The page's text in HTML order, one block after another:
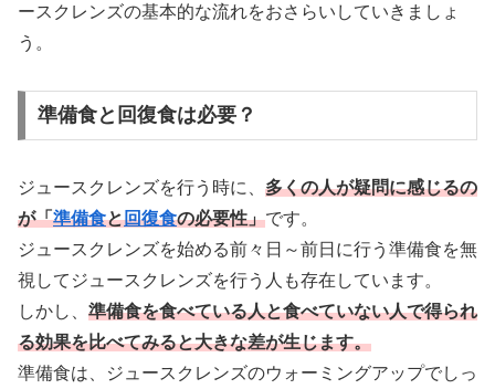
ースクレンズの基本的な流れをおさらいしていきましょ
う。
準備食と回復食は必要？
ジュースクレンズを行う時に、 多くの人が疑問に感じるの
が「準備食と回復食の必要性」です。
ジュースクレンズを始める前々日～前日に行う準備食を無
視してジュースクレンズを行う人も存在しています。
しかし、 準備食を食べている人と食べていない人で得られ
る効果を比べてみると大きな差が生じます。
準備食は、ジュースクレンズのウォーミングアップでしっ